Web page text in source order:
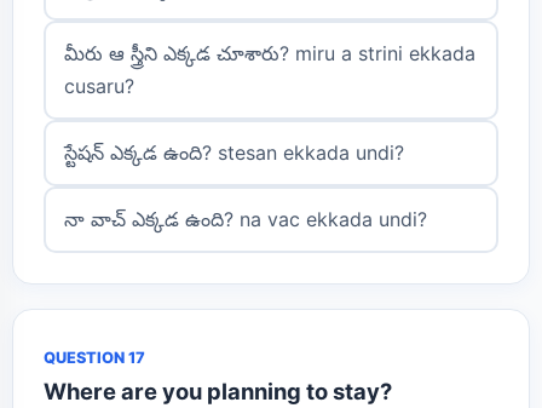
మీరు ఆ స్త్రీని ఎక్కడ చూశారు? miru a strini ekkada
cusaru?
స్టేషన్ ఎక్కడ ఉంది? stesan ekkada undi?
నా వాచ్ ఎక్కడ ఉంది? na vac ekkada undi?
QUESTION 17
Where are you planning to stay?